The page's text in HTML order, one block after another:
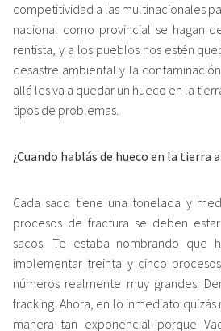
competitividad a las multinacionales
nacional como provincial se hagan
rentista, y a los pueblos nos estén
desastre ambiental y la
allá les va a quedar un hueco en la
tipos de problemas.
¿Cuando hablás de hueco en la tierra
Cada saco tiene una tonelada y
procesos de fractura se deben
sacos. Te estaba nombrando que
implementar treinta y cinco
números realmente muy grandes.
fracking. Ahora, en lo inmediato
manera tan exponencial porque